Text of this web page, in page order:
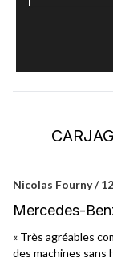
Nicolas Fourny /
Mercedes-
du quotidien
« Très agréables
des machines sans